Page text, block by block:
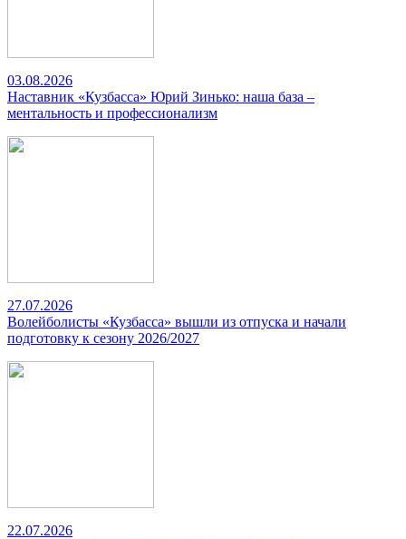
03.08.2026
Наставник «Кузбасса» Юрий Зинько: наша база –
ментальность и профессионализм
27.07.2026
Волейболисты «Кузбасса» вышли из отпуска и начали
подготовку к сезону 2026/2027
22.07.2026